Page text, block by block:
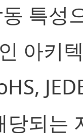
특성
아키
당되는